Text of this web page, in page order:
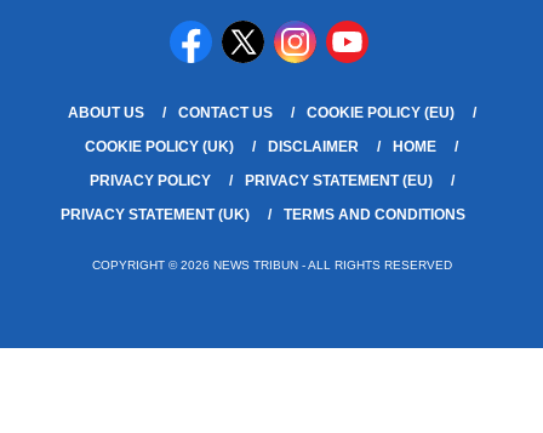
ABOUT US CONTACT US
COOKIE POLICY (EU)
COOKIE POLICY (UK)
DISCLAIMER
HOME
PRIVACY POLICY
PRIVACY STATEMENT (EU)
PRIVACY STATEMENT (UK)
TERMS AND CONDITIONS
COPYRIGHT © 2026 NEWS TRIBUN - ALL RIGHTS RESERVED